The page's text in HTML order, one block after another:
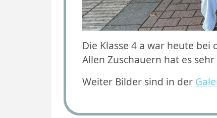
Die Klasse 4 a war heute
Allen Zuschauern hat es
Weiter Bilder sind in der